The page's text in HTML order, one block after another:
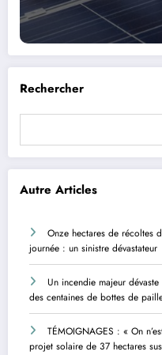
Rechercher
Autre Articles
Onze hectares de récoltes
journée : un sinistre dévastateur
Un incendie majeur
des centaines de bottes de
TÉMOIGNAGES : « On
projet solaire de 37 hectares